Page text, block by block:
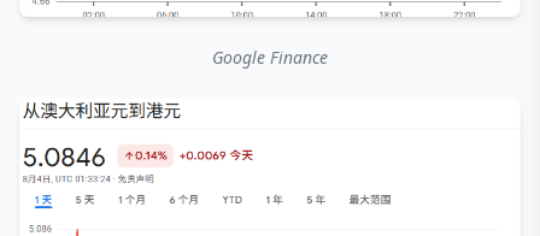
Google Finance